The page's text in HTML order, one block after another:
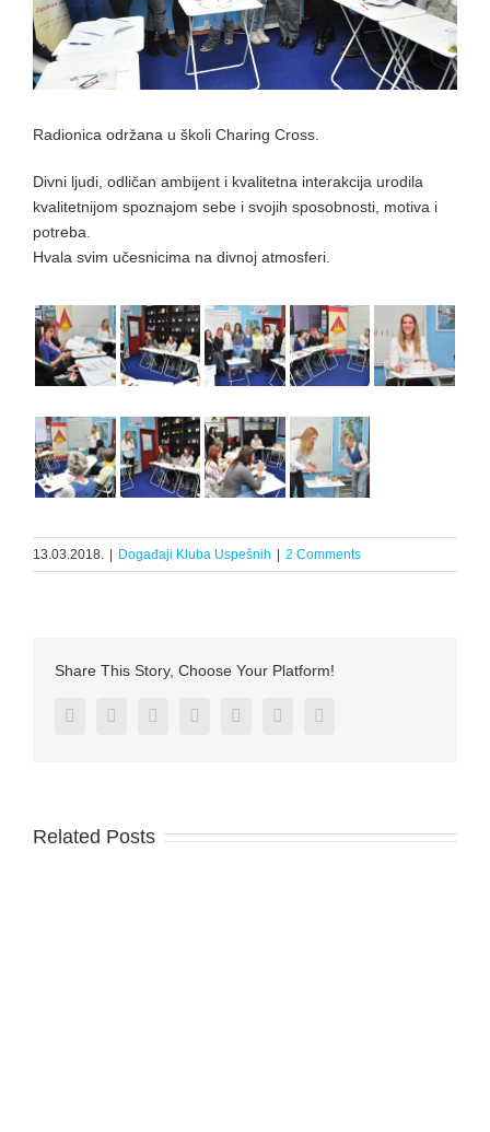
Radionica održana u školi Charing Cross.
Divni ljudi, odličan ambijent i kvalitetna interakcija urodila
kvalitetnijom spoznajom sebe i svojih sposobnosti, motiva i
potreba.
Hvala svim učesnicima na divnoj atmosferi.
13.03.2018. | Događaji Kluba Uspešnih | 2 Comments
Share This Story, Choose Your Platform!
FacebookTwitter Reddit LinkedInTumblr Pinterest
Related Posts